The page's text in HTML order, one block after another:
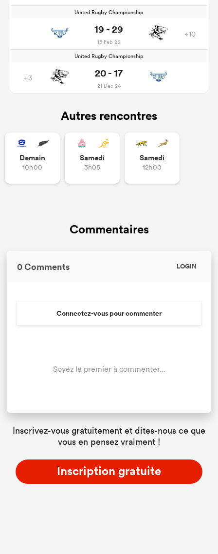
United Rugby Championship
19 - 29
15 Feb 25
+10
United Rugby Championship
+3 20 - 17
21 Dec 24
Autres rencontres
Demain
10h00
Samedi
3h05
Samedi
12h00
Commentaires
0 Comments LOGIN
Connectez-vous pour commenter
Soyez le premier à commenter...
Inscrivez-vous gratuitement et dites-nous ce que
vous en pensez vraiment !
Inscription gratuite